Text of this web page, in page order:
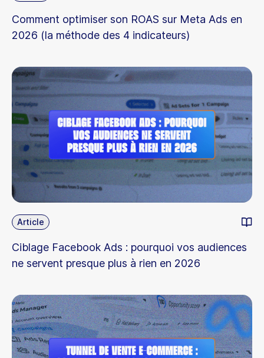
Comment optimiser son ROAS sur Meta Ads en
2026 (la méthode des 4 indicateurs)
Article
Ciblage Facebook Ads : pourquoi vos audiences
ne servent presque plus à rien en 2026